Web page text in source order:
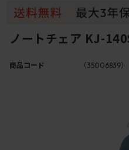
ノートチェア KJ-
商品コード （35006839）